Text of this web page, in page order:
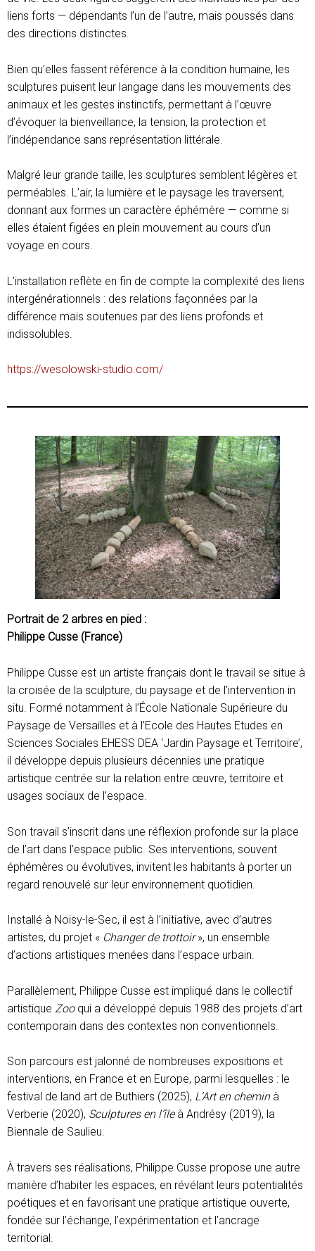
liens forts — dépendants l’un de l’autre, mais poussés dans
des directions distinctes.
Bien qu’elles fassent référence à la condition humaine, les
sculptures puisent leur langage dans les mouvements des
animaux et les gestes instinctifs, permettant à l’œuvre
d’évoquer la bienveillance, la tension, la protection et
l’indépendance sans représentation littérale.
Malgré leur grande taille, les sculptures semblent légères et
perméables. L’air, la lumière et le paysage les traversent,
donnant aux formes un caractère éphémère — comme si
elles étaient figées en plein mouvement au cours d’un
voyage en cours.
L’installation reflète en fin de compte la complexité des liens
intergénérationnels : des relations façonnées par la
différence mais soutenues par des liens profonds et
indissolubles.
https://wesolowski-studio.com/
Portrait de 2 arbres en pied :
Philippe Cusse (France)
Philippe Cusse est un artiste français dont le travail se situe à
la croisée de la sculpture, du paysage et de l’intervention in
situ. Formé notamment à l’École Nationale Supérieure du
Paysage de Versailles et à l’Ecole des Hautes Etudes en
Sciences Sociales EHESS DEA ‘Jardin Paysage et Territoire’,
il développe depuis plusieurs décennies une pratique
artistique centrée sur la relation entre œuvre, territoire et
usages sociaux de l’espace.
Son travail s’inscrit dans une réflexion profonde sur la place
de l’art dans l’espace public. Ses interventions, souvent
éphémères ou évolutives, invitent les habitants à porter un
regard renouvelé sur leur environnement quotidien.
Installé à Noisy-le-Sec, il est à l’initiative, avec d’autres
artistes, du projet « Changer de trottoir», un ensemble
d’actions artistiques menées dans l’espace urbain.
Parallèlement, Philippe Cusse est impliqué dans le collectif
artistique Zooqui a développé depuis 1988 des projets d’art
contemporain dans des contextes non conventionnels.
Son parcours est jalonné de nombreuses expositions et
interventions, en France et en Europe, parmi lesquelles : le
festival de land art de Buthiers (2025), L’Art en cheminà
Verberie (2020), Sculptures en l’îleà Andrésy (2019), la
Biennale de Saulieu.
À travers ses réalisations, Philippe Cusse propose une autre
manière d’habiter les espaces, en révélant leurs potentialités
poétiques et en favorisant une pratique artistique ouverte,
fondée sur l’échange, l’expérimentation et l’ancrage
territorial.